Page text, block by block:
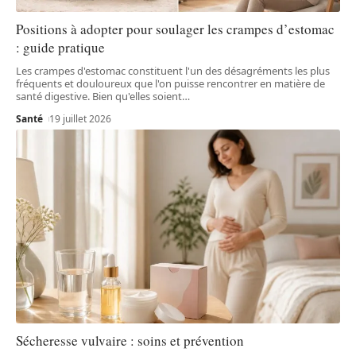
Positions à adopter pour soulager les crampes d’estomac
: guide pratique
Les crampes d'estomac constituent l'un des désagréments les plus
fréquents et douloureux que l'on puisse rencontrer en matière de
santé digestive. Bien qu'elles soient…
Santé 19 juillet 2026
Sécheresse vulvaire : soins et prévention